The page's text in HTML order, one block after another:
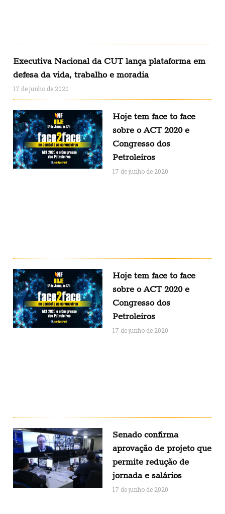
Executiva Nacional da CUT lança plataforma em
defesa da vida, trabalho e moradia
17 de junho de 2020
Hoje tem face to face
sobre o ACT 2020 e
Congresso dos
Petroleiros
17 de junho de 2020
Hoje tem face to face
sobre o ACT 2020 e
Congresso dos
Petroleiros
17 de junho de 2020
Senado confirma
aprovação de projeto que
permite redução de
jornada e salários
17 de junho de 2020